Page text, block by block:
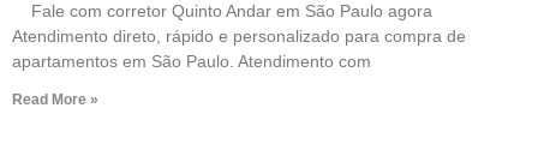
Fale com corretor Quinto Andar em São Paulo agora
Atendimento direto, rápido e personalizado para compra de
apartamentos em São Paulo. Atendimento com
Read More »